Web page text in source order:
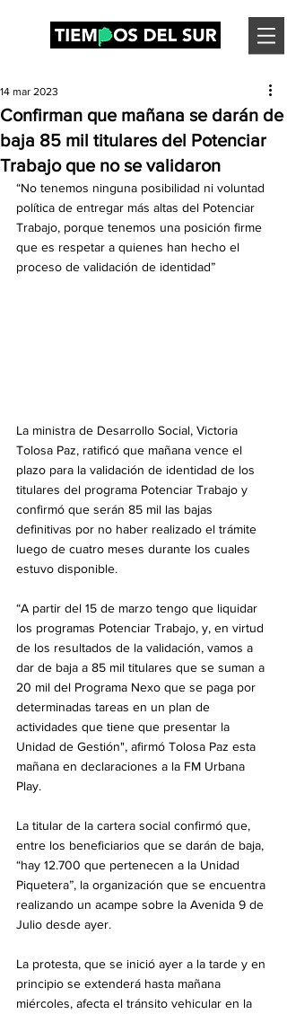
Confirman que mañana se darán de
baja 85 mil titulares del Potenciar
Trabajo que no se validaron
14 mar 2023
“No tenemos ninguna posibilidad ni voluntad
política de entregar más altas del Potenciar
Trabajo, porque tenemos una posición firme
que es respetar a quienes han hecho el
proceso de validación de identidad”
La ministra de Desarrollo Social, Victoria
Tolosa Paz, ratificó que mañana vence el
plazo para la validación de identidad de los
titulares del programa Potenciar Trabajo y
confirmó que serán 85 mil las bajas
definitivas por no haber realizado el trámite
luego de cuatro meses durante los cuales
estuvo disponible.
“A partir del 15 de marzo tengo que liquidar
los programas Potenciar Trabajo, y, en virtud
de los resultados de la validación, vamos a
dar de baja a 85 mil titulares que se suman a
20 mil del Programa Nexo que se paga por
determinadas tareas en un plan de
actividades que tiene que presentar la
Unidad de Gestión", afirmó Tolosa Paz esta
mañana en declaraciones a la FM Urbana
Play.
La titular de la cartera social confirmó que,
entre los beneficiarios que se darán de baja,
“hay 12.700 que pertenecen a la Unidad
Piquetera”, la organización que se encuentra
realizando un acampe sobre la Avenida 9 de
Julio desde ayer.
La protesta, que se inició ayer a la tarde y en
principio se extenderá hasta mañana
miércoles, afecta el tránsito vehicular en la